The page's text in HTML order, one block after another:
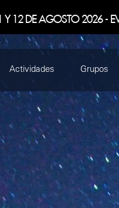
Y 12 DE AGOSTO 2026 -
Actividades Grupos